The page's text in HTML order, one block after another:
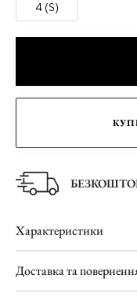
4 (S)
Характеристики
Доставка та